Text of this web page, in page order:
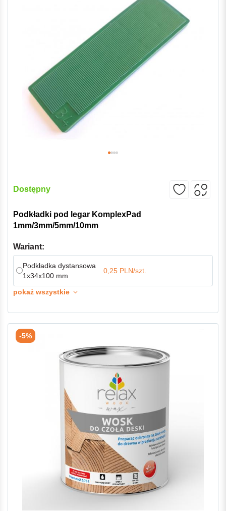
Dostępny
Podkładki pod legar KomplexPad
1mm/3mm/5mm/10mm
Wariant:
Podkładka dystansowa
1x34x100 mm
0,25 PLN/szt.
pokaż wszystkie
-5%